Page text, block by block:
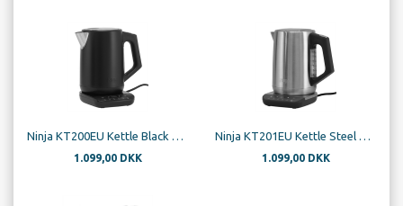
Ninja KT200EU Kettle Black 2520-3000W
1.099,00 DKK
Ninja KT201EU Kettle Steel 2520-3000W
1.099,00 DKK